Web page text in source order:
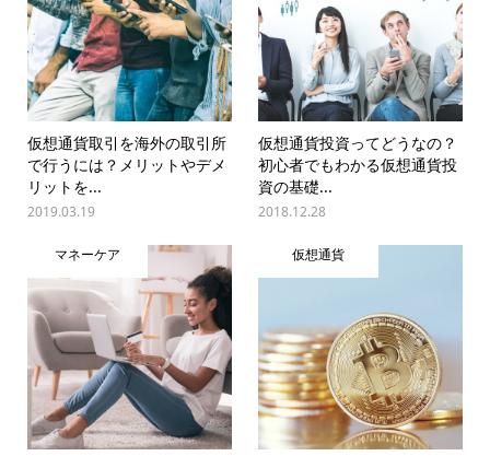
仮想通貨取引を海外の取引所
で行うには？メリットやデメ
リットを...
2019.03.19
仮想通貨投資ってどうなの？
初心者でもわかる仮想通貨投
資の基礎...
2018.12.28
マネーケア 仮想通貨